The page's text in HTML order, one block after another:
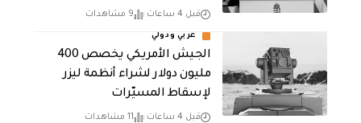
قبل 4 ساعات 9 مشاهدات
عربي ودولي
الجيش الأمريكي يخصص 400
مليون دولار لشراء أنظمة ليزر
لإسقاط المسيّرات
قبل 4 ساعات 11 مشاهدات